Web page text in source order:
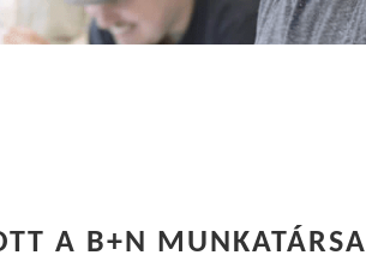
A B+N MUNKATÁRSA